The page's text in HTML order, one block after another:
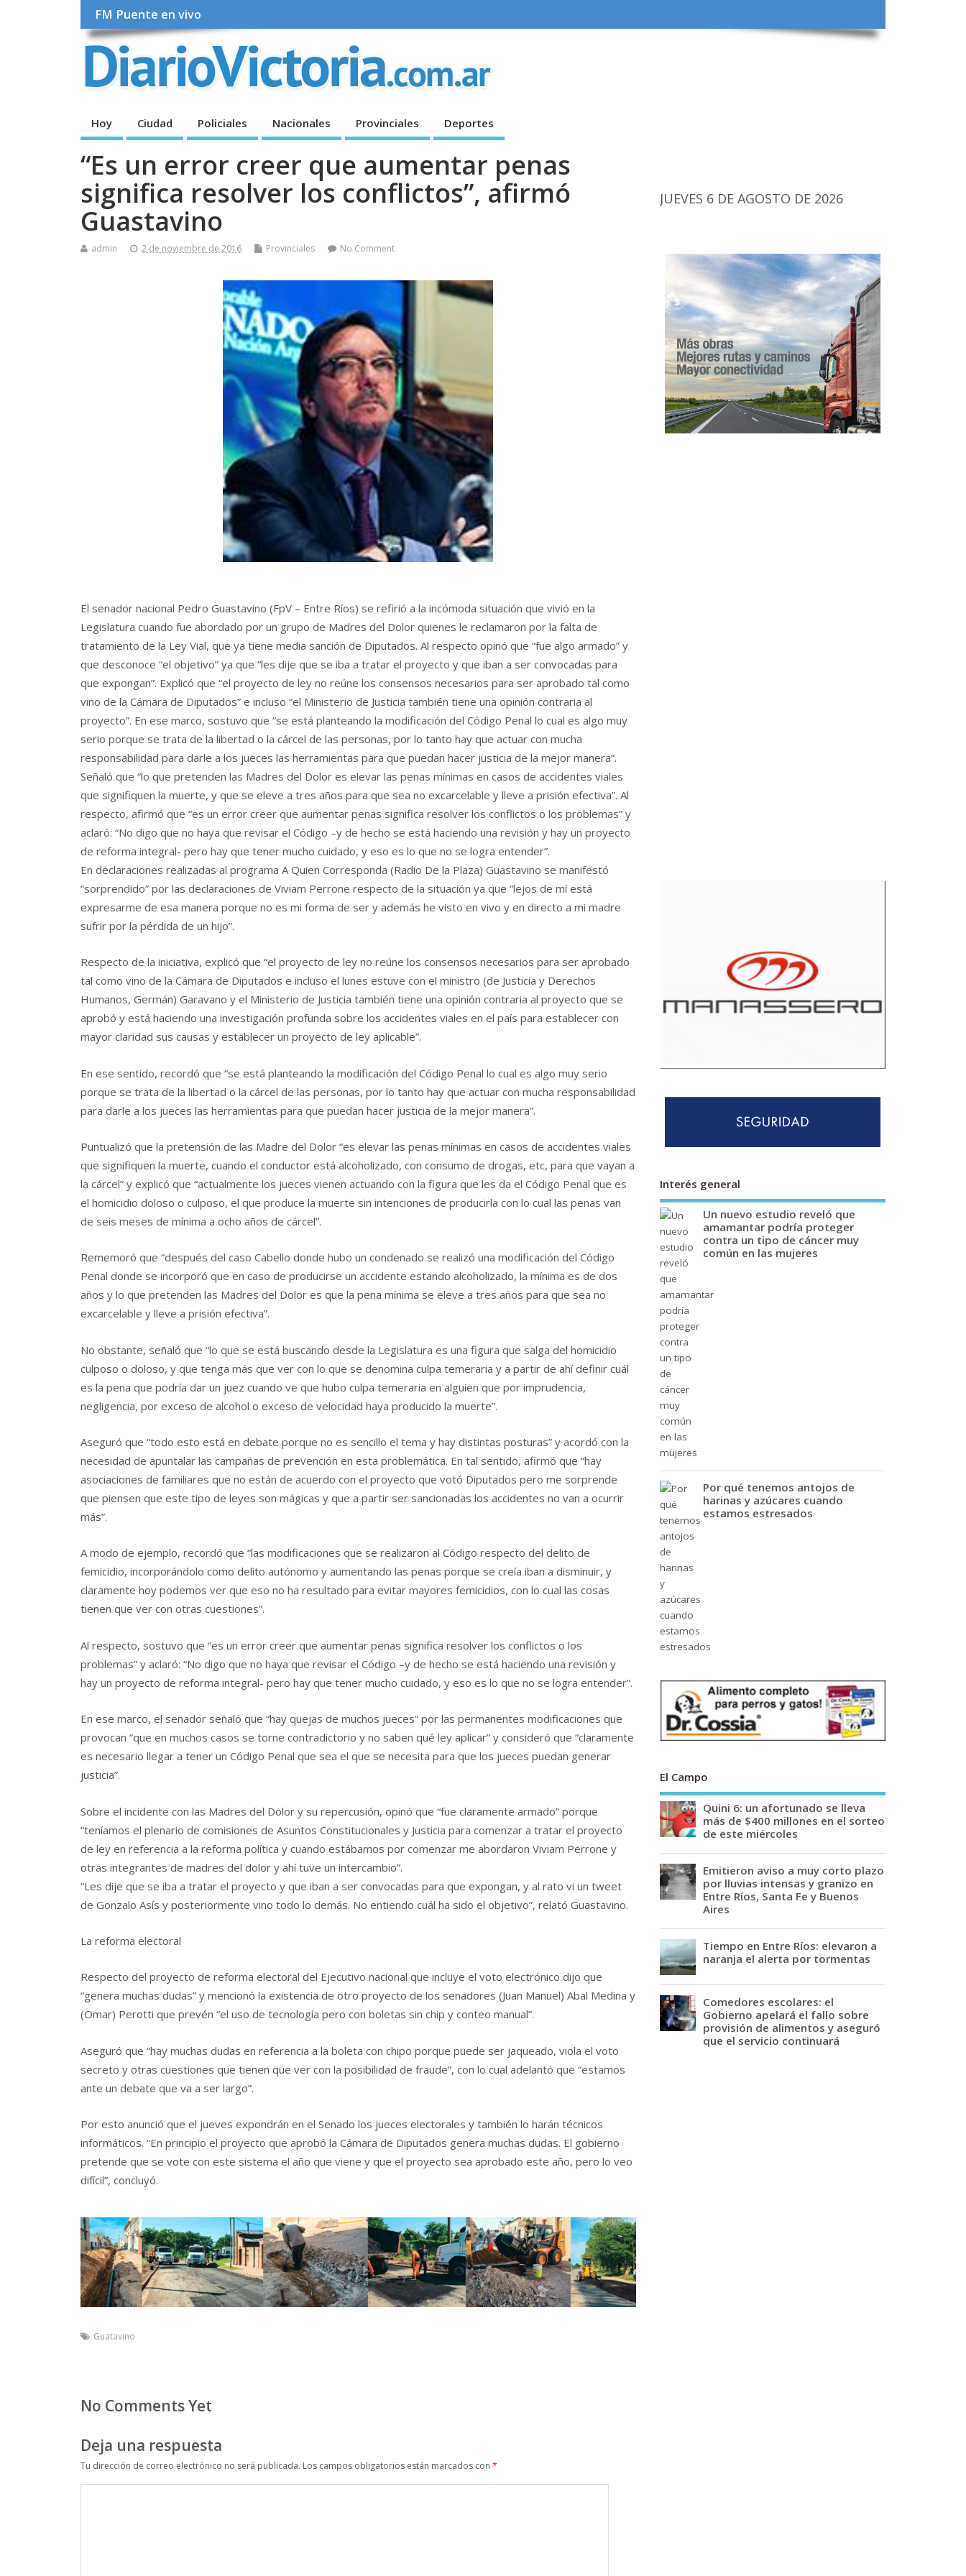
FM Puente en vivo
Hoy Ciudad Policiales Nacionales Provinciales Deportes
“Es un error creer que aumentar penas
significa resolver los conflictos”, afirmó
Guastavino
admin 2 de noviembre de 2016 Provinciales No Comment
El senador nacional Pedro Guastavino (FpV – Entre Ríos) se refirió a la incómoda situación que vivió en la
Legislatura cuando fue abordado por un grupo de Madres del Dolor quienes le reclamaron por la falta de
tratamiento de la Ley Vial, que ya tiene media sanción de Diputados. Al respecto opinó que “fue algo armado” y
que desconoce “el objetivo” ya que “les dije que se iba a tratar el proyecto y que iban a ser convocadas para
que expongan”. Explicó que “el proyecto de ley no reúne los consensos necesarios para ser aprobado tal como
vino de la Cámara de Diputados” e incluso “el Ministerio de Justicia también tiene una opinión contraria al
proyecto”. En ese marco, sostuvo que “se está planteando la modificación del Código Penal lo cual es algo muy
serio porque se trata de la libertad o la cárcel de las personas, por lo tanto hay que actuar con mucha
responsabilidad para darle a los jueces las herramientas para que puedan hacer justicia de la mejor manera”.
Señaló que “lo que pretenden las Madres del Dolor es elevar las penas mínimas en casos de accidentes viales
que signifiquen la muerte, y que se eleve a tres años para que sea no excarcelable y lleve a prisión efectiva”. Al
respecto, afirmó que “es un error creer que aumentar penas significa resolver los conflictos o los problemas” y
aclaró: “No digo que no haya que revisar el Código –y de hecho se está haciendo una revisión y hay un proyecto
de reforma integral- pero hay que tener mucho cuidado, y eso es lo que no se logra entender”.
En declaraciones realizadas al programa A Quien Corresponda (Radio De la Plaza) Guastavino se manifestó
“sorprendido” por las declaraciones de Viviam Perrone respecto de la situación ya que “lejos de mí está
expresarme de esa manera porque no es mi forma de ser y además he visto en vivo y en directo a mi madre
sufrir por la pérdida de un hijo”.
Respecto de la iniciativa, explicó que “el proyecto de ley no reúne los consensos necesarios para ser aprobado
tal como vino de la Cámara de Diputados e incluso el lunes estuve con el ministro (de Justicia y Derechos
Humanos, Germán) Garavano y el Ministerio de Justicia también tiene una opinión contraria al proyecto que se
aprobó y está haciendo una investigación profunda sobre los accidentes viales en el país para establecer con
mayor claridad sus causas y establecer un proyecto de ley aplicable”.
En ese sentido, recordó que “se está planteando la modificación del Código Penal lo cual es algo muy serio
porque se trata de la libertad o la cárcel de las personas, por lo tanto hay que actuar con mucha responsabilidad
para darle a los jueces las herramientas para que puedan hacer justicia de la mejor manera”.
Puntualizó que la pretensión de las Madre del Dolor “es elevar las penas mínimas en casos de accidentes viales
que signifiquen la muerte, cuando el conductor está alcoholizado, con consumo de drogas, etc, para que vayan a
la cárcel” y explicó que “actualmente los jueces vienen actuando con la figura que les da el Código Penal que es
el homicidio doloso o culposo, el que produce la muerte sin intenciones de producirla con lo cual las penas van
de seis meses de mínima a ocho años de cárcel”.
Rememoró que “después del caso Cabello donde hubo un condenado se realizó una modificación del Código
Penal donde se incorporó que en caso de producirse un accidente estando alcoholizado, la mínima es de dos
años y lo que pretenden las Madres del Dolor es que la pena mínima se eleve a tres años para que sea no
excarcelable y lleve a prisión efectiva”.
No obstante, señaló que “lo que se está buscando desde la Legislatura es una figura que salga del homicidio
culposo o doloso, y que tenga más que ver con lo que se denomina culpa temeraria y a partir de ahí definir cuál
es la pena que podría dar un juez cuando ve que hubo culpa temeraria en alguien que por imprudencia,
negligencia, por exceso de alcohol o exceso de velocidad haya producido la muerte”.
Aseguró que “todo esto está en debate porque no es sencillo el tema y hay distintas posturas” y acordó con la
necesidad de apuntalar las campañas de prevención en esta problemática. En tal sentido, afirmó que “hay
asociaciones de familiares que no están de acuerdo con el proyecto que votó Diputados pero me sorprende
que piensen que este tipo de leyes son mágicas y que a partir ser sancionadas los accidentes no van a ocurrir
más”.
A modo de ejemplo, recordó que “las modificaciones que se realizaron al Código respecto del delito de
femicidio, incorporándolo como delito autónomo y aumentando las penas porque se creía iban a disminuir, y
claramente hoy podemos ver que eso no ha resultado para evitar mayores femicidios, con lo cual las cosas
tienen que ver con otras cuestiones”.
Al respecto, sostuvo que “es un error creer que aumentar penas significa resolver los conflictos o los
problemas” y aclaró: “No digo que no haya que revisar el Código –y de hecho se está haciendo una revisión y
hay un proyecto de reforma integral- pero hay que tener mucho cuidado, y eso es lo que no se logra entender”.
En ese marco, el senador señaló que “hay quejas de muchos jueces” por las permanentes modificaciones que
provocan “que en muchos casos se torne contradictorio y no saben qué ley aplicar” y consideró que “claramente
es necesario llegar a tener un Código Penal que sea el que se necesita para que los jueces puedan generar
justicia”.
Sobre el incidente con las Madres del Dolor y su repercusión, opinó que “fue claramente armado” porque
“teníamos el plenario de comisiones de Asuntos Constitucionales y Justicia para comenzar a tratar el proyecto
de ley en referencia a la reforma política y cuando estábamos por comenzar me abordaron Viviam Perrone y
otras integrantes de madres del dolor y ahí tuve un intercambio”.
“Les dije que se iba a tratar el proyecto y que iban a ser convocadas para que expongan, y al rato vi un tweet
de Gonzalo Asís y posteriormente vino todo lo demás. No entiendo cuál ha sido el objetivo”, relató Guastavino.
La reforma electoral
Respecto del proyecto de reforma electoral del Ejecutivo nacional que incluye el voto electrónico dijo que
“genera muchas dudas” y mencionó la existencia de otro proyecto de los senadores (Juan Manuel) Abal Medina y
(Omar) Perotti que prevén “el uso de tecnología pero con boletas sin chip y conteo manual”.
Aseguró que “hay muchas dudas en referencia a la boleta con chipo porque puede ser jaqueado, viola el voto
secreto y otras cuestiones que tienen que ver con la posibilidad de fraude”, con lo cual adelantó que “estamos
ante un debate que va a ser largo”.
Por esto anunció que el jueves expondrán en el Senado los jueces electorales y también lo harán técnicos
informáticos. “En principio el proyecto que aprobó la Cámara de Diputados genera muchas dudas. El gobierno
pretende que se vote con este sistema el año que viene y que el proyecto sea aprobado este año, pero lo veo
difícil”, concluyó.
Guatavino
No Comments Yet
Deja una respuesta
Tu dirección de correo electrónico no será publicada. Los campos obligatorios están marcados con *
JUEVES 6 DE AGOSTO DE 2026
Interés general
Un nuevo estudio reveló que
amamantar podría proteger
contra un tipo de cáncer muy
común en las mujeres
Por qué tenemos antojos de
harinas y azúcares cuando
estamos estresados
El Campo
Quini 6: un afortunado se lleva
más de $400 millones en el sorteo
de este miércoles
Emitieron aviso a muy corto plazo
por lluvias intensas y granizo en
Entre Ríos, Santa Fe y Buenos
Aires
Tiempo en Entre Ríos: elevaron a
naranja el alerta por tormentas
Comedores escolares: el
Gobierno apelará el fallo sobre
provisión de alimentos y aseguró
que el servicio continuará